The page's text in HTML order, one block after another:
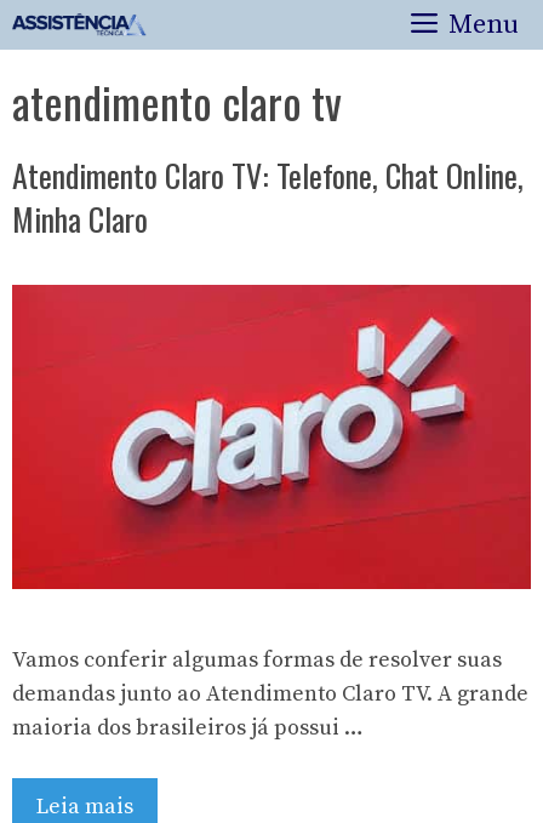
Pular
para
conteúdo
Menu
atendimento claro tv
Atendimento Claro TV: Telefone, Chat Online,
Minha Claro
Vamos conferir algumas formas de resolver suas
demandas junto ao Atendimento Claro TV. A grande
maioria dos brasileiros já possui …
Leia mais